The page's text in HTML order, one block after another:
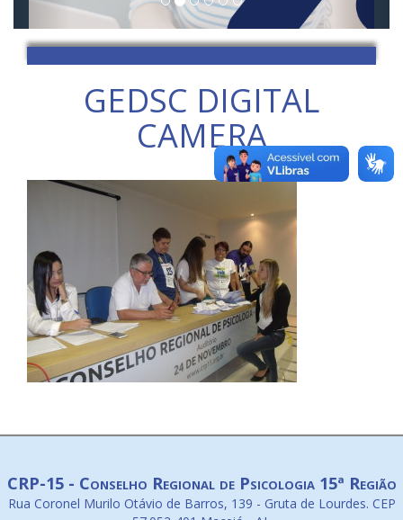
GEDSC DIGITAL
CAMERA
CRP-15 - Conselho Regional de Psicologia 15ª Região
Rua Coronel Murilo Otávio de Barros, 139 - Gruta de Lourdes. CEP